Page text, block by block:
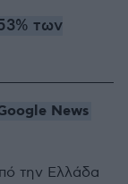
των
News
την Ελλάδα